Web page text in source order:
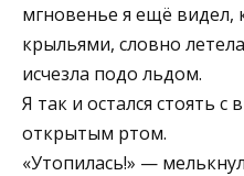
мгновенье я ещё видел,
крыльями, словно
исчезла подо льдом.
Я так и остался стоять
открытым ртом.
«Утопилась!» —